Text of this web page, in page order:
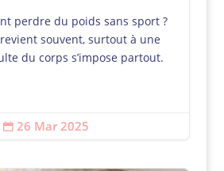
perdre du poids sans sport ?
souvent, surtout à une
du corps s’impose partout.
 26 Mar 2025